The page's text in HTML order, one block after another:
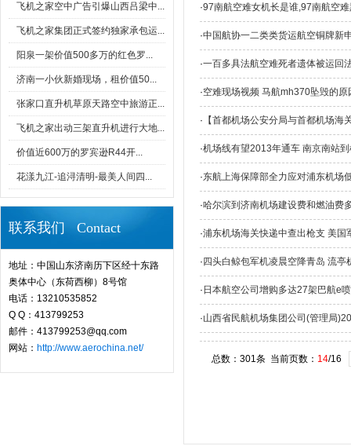
飞机之家空中广告引爆山西吕梁中...
飞机之家集团正式签约独家承包运...
阳泉一架价值500多万的红色罗...
济南一小伙新婚现场，租价值50...
张家口直升机草原天路空中旅游正...
飞机之家出动三架直升机进行大地...
价值近600万的罗宾逊R44开...
花漾九江-追浔清明-最美人间四...
联系我们 Contact
地址：中国山东济南历下区经十东路
奥体中心（东荷西柳）8号馆
电话：13210535852
Q Q：413799253
邮件：413799253@qq.com
网站： http://www.aerochina.net/
·97南航空难女机长是谁,97南航空
·中国航协一二类类货运航空铜牌新
·一百多具法航空难死者遗体被运回
·空难现场视频 马航mh370坠毁的
· 【首都机场公安分局与首都机场
·机场线有望2013年通车 南京南站
·东航上海保障部全力应对浦东机场
·哈尔滨到济南机场建设费和燃油费
·浦东机场海关快递中查出枪支 美国
· 四头白鲸包军机凌晨空降青岛 流亭
· 日本航空公司增购多达27架巴航e
·山西省民航机场集团公司(管理局
总数：301条 当前页数： 14/16